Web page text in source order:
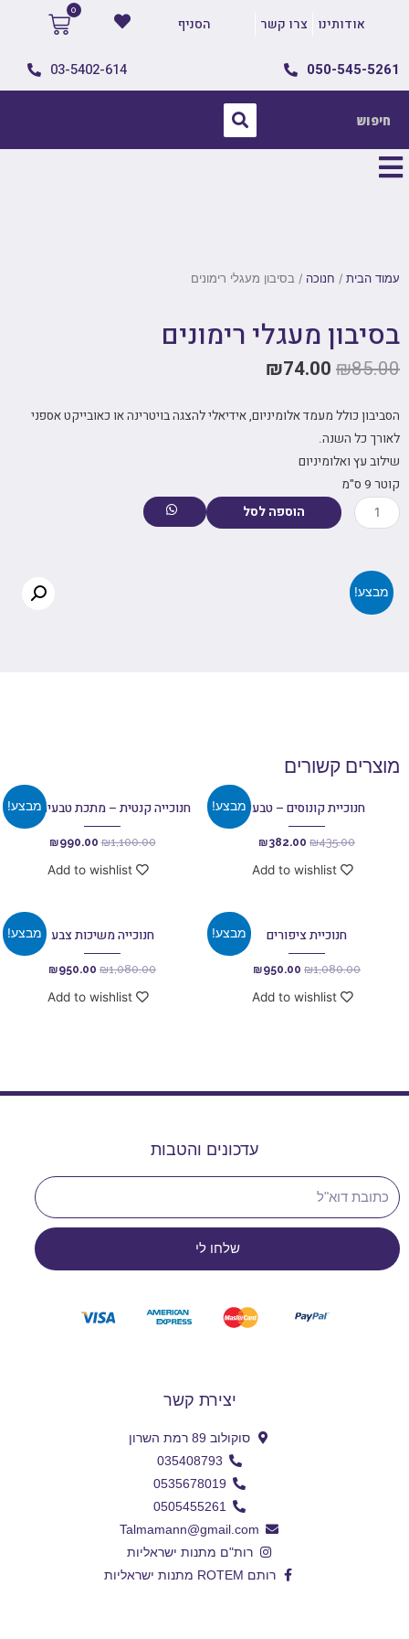
אודותינו צרו קשר הסניף
050-545-5261
03-5402-614
עמוד הבית / חנוכה / בסיבון מעגלי רימונים
בסיבון מעגלי רימונים
₪85.00
₪74.00
הסביבון כולל מעמד אלומיניום, אידיאלי להצגה בויטרינה או כאובייקט אספני
לאורך כל השנה.
שילוב עץ ואלומיניום
קוטר 9 ס"מ
הוספה לסל
מבצע!
מוצרים קשורים
מבצע! חנוכיית קונוסים – טבעי
₪435.00
₪382.00
Add to wishlist
מבצע!
חנוכייה קנטית – מתכת טבעית וזהב
₪1,100.00
₪990.00
Add to wishlist
מבצע! חנוכיית ציפורים
₪1,080.00
₪950.00
Add to wishlist
מבצע! חנוכייה משיכות צבע
₪1,080.00
₪950.00
Add to wishlist
עדכונים והטבות
שלחו לי
יצירת קשר
סוקולוב 89 רמת השרון
035408793
0535678019
0505455261
Talmamann@gmail.com
רות"ם מתנות ישראליות
רותם ROTEM מתנות ישראליות